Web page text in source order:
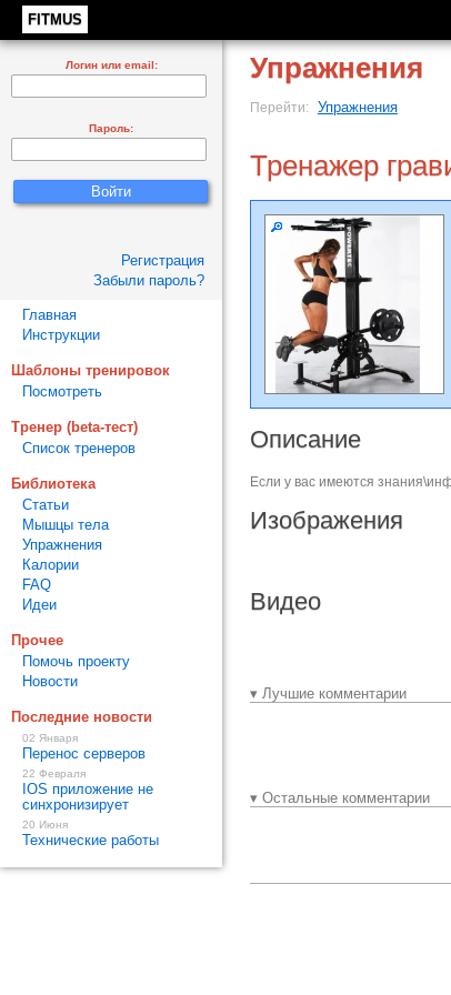
FITMUS
Упражнения
Перейти: Упражнения
Тренажер
Описание
Если у вас имеются
Изображения
Видео
▾ Лучшие комментарии
▾ Остальные комментарии
Логин или email:
Пароль:
Регистрация
Забыли пароль?
Главная
Инструкции
Шаблоны тренировок
Посмотреть
Тренер (beta-тест)
Список тренеров
Библиотека
Статьи
Мышцы тела
Упражнения
Калории
FAQ
Идеи
Прочее
Помочь проекту
Новости
Последние новости
02 Января
Перенос серверов
22 Февраля
IOS приложение не
синхронизирует
20 Июня
Технические работы